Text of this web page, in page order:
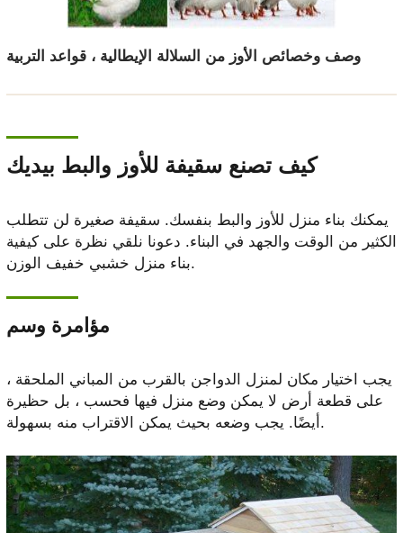
وصف وخصائص الأوز من السلالة الإيطالية ، قواعد التربية
كيف تصنع سقيفة للأوز والبط بيديك
يمكنك بناء منزل للأوز والبط بنفسك. سقيفة صغيرة لن تتطلب
الكثير من الوقت والجهد في البناء. دعونا نلقي نظرة على كيفية
بناء منزل خشبي خفيف الوزن.
مؤامرة وسم
يجب اختيار مكان لمنزل الدواجن بالقرب من المباني الملحقة ،
على قطعة أرض لا يمكن وضع منزل فيها فحسب ، بل حظيرة
أيضًا. يجب وضعه بحيث يمكن الاقتراب منه بسهولة.